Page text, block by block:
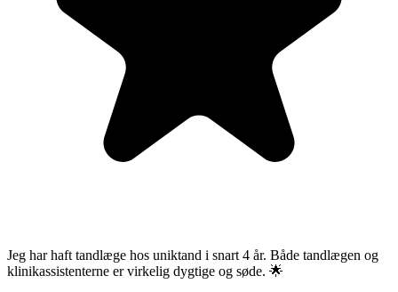
Jeg har haft tandlæge hos uniktand i snart 4 år. Både tandlægen og
klinikassistenterne er virkelig dygtige og søde. 🌟